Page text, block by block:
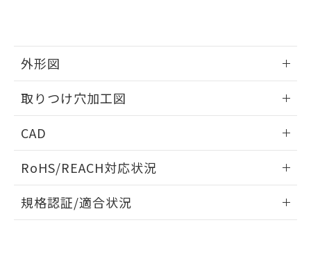
外形図
取りつけ穴加工図
CAD
ドすることができます。
ログイン/会員登録
RoHS/REACH対応状況
EU RoHS 注意事項・凡例
規格認証/適合状況
および当社の共同利用者が、当社の製
※当社の共同利用者とは、
の共同利用に関して"
の「1.共同利
とができます。
EU RoHS指令（10物質）の非含有証明書
ものではありません。
また、RoHS指令のフタル酸エステル類４
物質の対応では、対応完了までの期間は出
荷製品に未対応品が混在することから備考
欄に対応日を記載しておりました。